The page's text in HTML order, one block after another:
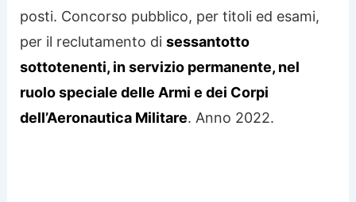
posti. Concorso pubblico, per titoli ed esami,
per il reclutamento disessantotto
sottotenenti, in servizio permanente, nel
ruolo speciale delle Armi e dei Corpi
dell’Aeronautica Militare. Anno 2022.